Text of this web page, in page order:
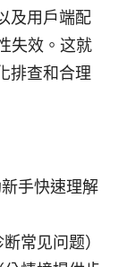
及用户端配
失效。这就
排查和合理
手快速理解
常见问题）